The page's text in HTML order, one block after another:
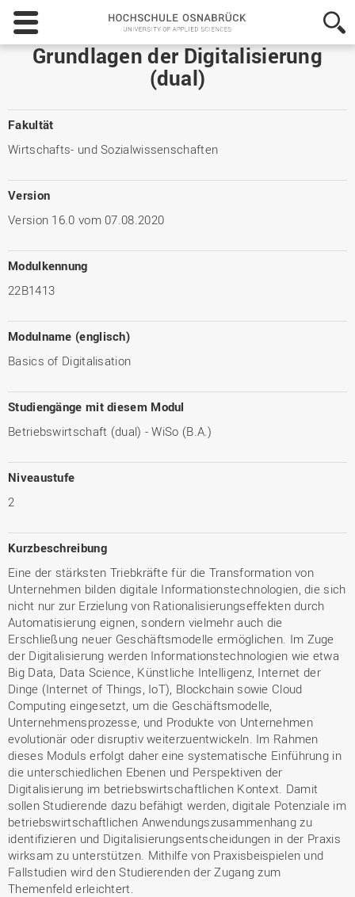
Hochschule
Osnabrück
-
University
Sciences
Grundlagen der Digitalisierung
(dual)
Fakultät
Wirtschafts- und Sozialwissenschaften
Version
Version 16.0 vom 07.08.2020
Modulkennung
22B1413
Modulname (englisch)
Basics of Digitalisation
Studiengänge mit diesem Modul
Betriebswirtschaft (dual) - WiSo (B.A.)
Niveaustufe
2
Kurzbeschreibung
Eine der stärksten Triebkräfte für die Transformation von
Unternehmen bilden digitale Informationstechnologien, die sich
nicht nur zur Erzielung von Rationalisierungseffekten durch
Automatisierung eignen, sondern vielmehr auch die
Erschließung neuer Geschäftsmodelle ermöglichen. Im Zuge
der Digitalisierung werden Informationstechnologien wie etwa
Big Data, Data Science, Künstliche Intelligenz, Internet der
Dinge (Internet of Things, IoT), Blockchain sowie Cloud
Computing eingesetzt, um die Geschäftsmodelle,
Unternehmensprozesse, und Produkte von Unternehmen
evolutionär oder disruptiv weiterzuentwickeln. Im Rahmen
dieses Moduls erfolgt daher eine systematische Einführung in
die unterschiedlichen Ebenen und Perspektiven der
Digitalisierung im betriebswirtschaftlichen Kontext. Damit
sollen Studierende dazu befähigt werden, digitale Potenziale im
betriebswirtschaftlichen Anwendungszusammenhang zu
identifizieren und Digitalisierungsentscheidungen in der Praxis
wirksam zu unterstützen. Mithilfe von Praxisbeispielen und
Fallstudien wird den Studierenden der Zugang zum
Themenfeld erleichtert.